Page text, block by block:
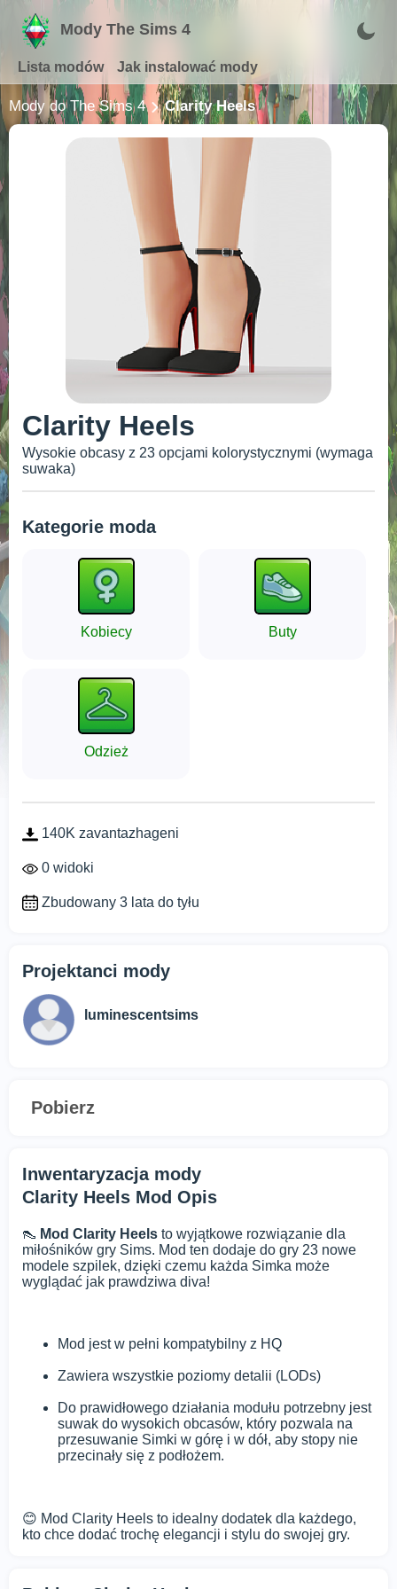
Mody The Sims 4
Lista modów Jak instalować mody
Mody do The Sims 4 Clarity Heels
Clarity Heels
Wysokie obcasy z 23 opcjami kolorystycznymi (wymaga
suwaka)
Kategorie moda
Kobiecy Buty
Odzież
140K zavantazhageni
0 widoki
Zbudowany 3 lata do tyłu
Projektanci mody
luminescentsims
Pobierz
Inwentaryzacja mody
Clarity Heels Mod Opis
👠 Mod Clarity Heels to wyjątkowe rozwiązanie dla
miłośników gry Sims. Mod ten dodaje do gry 23 nowe
modele szpilek, dzięki czemu każda Simka może
wyglądać jak prawdziwa diva!
Mod jest w pełni kompatybilny z HQ
Zawiera wszystkie poziomy detalii (LODs)
Do prawidłowego działania modułu potrzebny jest
suwak do wysokich obcasów, który pozwala na
przesuwanie Simki w górę i w dół, aby stopy nie
przecinały się z podłożem.
😊 Mod Clarity Heels to idealny dodatek dla każdego,
kto chce dodać trochę elegancji i stylu do swojej gry.